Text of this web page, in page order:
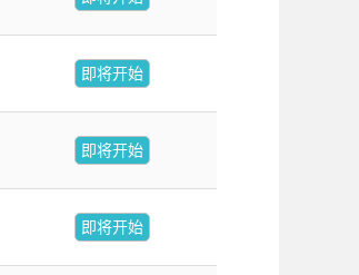
即将开始
即将开始
即将开始